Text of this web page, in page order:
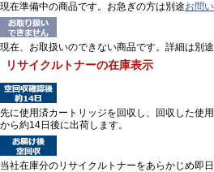
現在準備中の商品です。お急ぎの方は別途お問
現在、お取扱いのできない商品です。詳細は別途
リサイクルトナーの在庫表示
先に使用済カートリッジを回収し、回収した使
から約14日後に出荷します。
当社在庫分のリサイクルトナーをあらかじめ即